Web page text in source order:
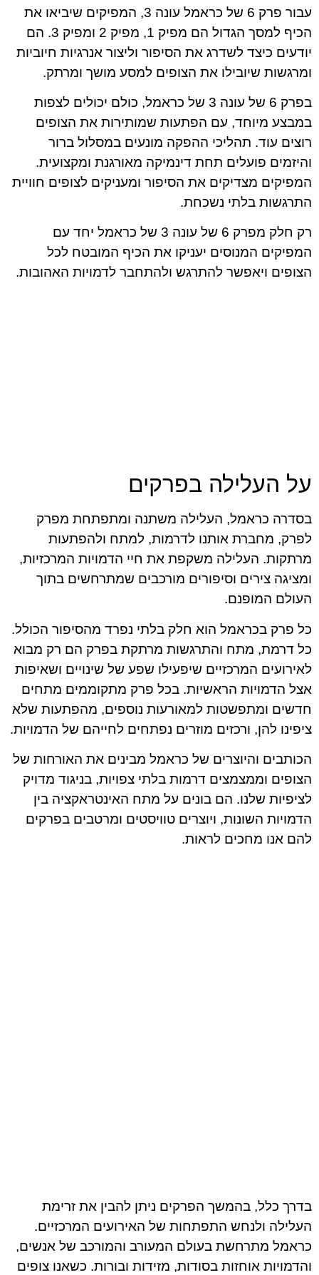
עבור פרק 6 של כראמל עונה 3, המפיקים שיביאו את
הכיף למסך הגדול הם מפיק 1, מפיק 2 ומפיק 3. הם
יודעים כיצד לשדרג את הסיפור וליצור אנרגיות חיוביות
ומרגשות שיובילו את הצופים למסע מושך ומרתק.
בפרק 6 של עונה 3 של כראמל, כולם יכולים לצפות
במבצע מיוחד, עם הפתעות שמותירות את הצופים
רוצים עוד. תהליכי ההפקה מונעים במסלול ברור
והיזמים פועלים תחת דינמיקה מאורגנת ומקצועית.
המפיקים מצדיקים את הסיפור ומעניקים לצופים חוויית
התרגשות בלתי נשכחת.
רק חלק מפרק 6 של עונה 3 של כראמל יחד עם
המפיקים המנוסים יעניקו את הכיף המובטח לכל
הצופים ויאפשר להתרגש ולהתחבר לדמויות האהובות.
על העלילה בפרקים
בסדרה כראמל, העלילה משתנה ומתפתחת מפרק
לפרק, מחברת אותנו לדרמות, למתח ולהפתעות
מרתקות. העלילה משקפת את חיי הדמויות המרכזיות,
ומציגה צירים וסיפורים מורכבים שמתרחשים בתוך
העולם המופנם.
כל פרק בכראמל הוא חלק בלתי נפרד מהסיפור הכולל.
כל דרמת, מתח והתרגשות מרתקת בפרק הם רק מבוא
לאירועים המרכזיים שיפעילו שפע של שינויים ושאיפות
אצל הדמויות הראשיות. בכל פרק מתקוממים מתחים
חדשים ומתפשטות למאורעות נוספים, מהפתעות שלא
ציפינו להן, ורכזים מוזרים נפתחים לחייהם של הדמויות.
הכותבים והיוצרים של כראמל מבינים את האורחות של
הצופים וממצמצים דרמות בלתי צפויות, בניגוד מדויק
לציפיות שלנו. הם בונים על מתח האינטראקציה בין
הדמויות השונות, ויוצרים טוויסטים ומרטבים בפרקים
להם אנו מחכים לראות.
בדרך כלל, בהמשך הפרקים ניתן להבין את זרימת
העלילה ולנחש התפתחות של האירועים המרכזיים.
כראמל מתרחשת בעולם המעורב והמורכב של אנשים,
והדמויות אוחזות בסודות, מזידות ובורות. כשאנו צופים